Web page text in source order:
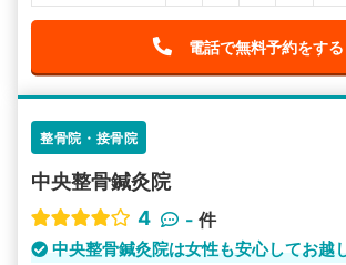
電話で無料予約をする
整骨院・接骨院
中央整骨鍼灸院
4
- 件
中央整骨鍼灸院は女性も安心してお越